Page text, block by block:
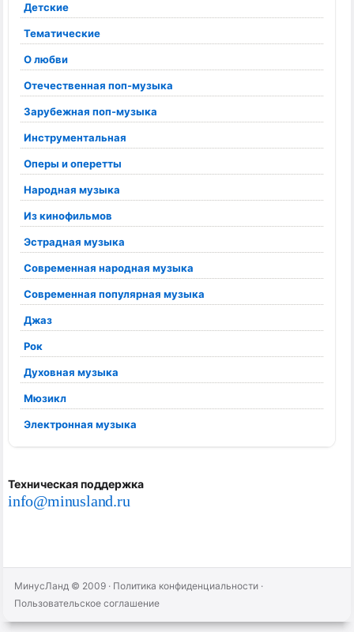
Детские
Тематические
О любви
Отечественная поп-музыка
Зарубежная поп-музыка
Инструментальная
Оперы и оперетты
Народная музыка
Из кинофильмов
Эстрадная музыка
Современная народная музыка
Современная популярная музыка
Джаз
Рок
Духовная музыка
Мюзикл
Электронная музыка
Техническая поддержка
info@minusland.ru
МинусЛанд © 2009 · Политика конфиденциальности ·
Пользовательское соглашение